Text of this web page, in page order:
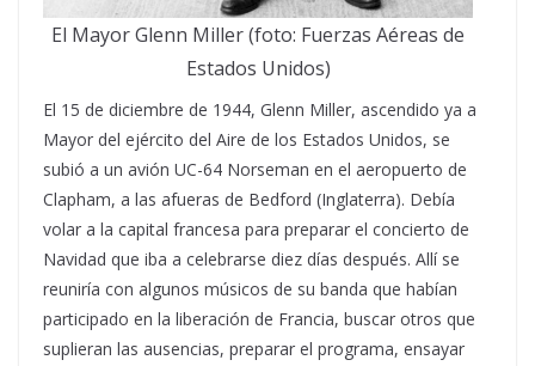
El Mayor Glenn Miller (foto: Fuerzas Aéreas de
Estados Unidos)
El 15 de diciembre de 1944, Glenn Miller, ascendido ya a
Mayor del ejército del Aire de los Estados Unidos, se
subió a un avión UC-64 Norseman en el aeropuerto de
Clapham, a las afueras de Bedford (Inglaterra). Debía
volar a la capital francesa para preparar el concierto de
Navidad que iba a celebrarse diez días después. Allí se
reuniría con algunos músicos de su banda que habían
participado en la liberación de Francia, buscar otros que
suplieran las ausencias, preparar el programa, ensayar